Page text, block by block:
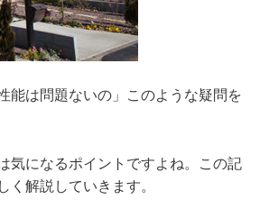
能は問題ないの」このような疑問を
気になるポイントですよね。この記
解説していきます。